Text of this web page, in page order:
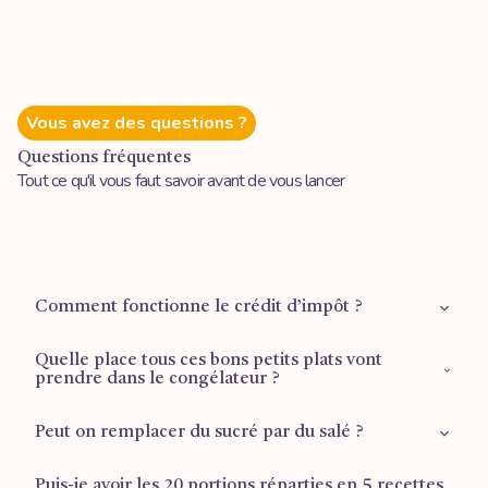
Vous avez des questions ?
Questions fréquentes
Tout ce qu'il vous faut savoir avant de vous lancer
Comment fonctionne le crédit d’impôt ?
Retrouvez plus d'informations sur lapage dédiée
Quelle place tous ces bons petits plats vont
prendre dans le congélateur ?
1 tiroir ½ pour les plus grandes formules (Mois d’or et
Peut on remplacer du sucré par du salé ?